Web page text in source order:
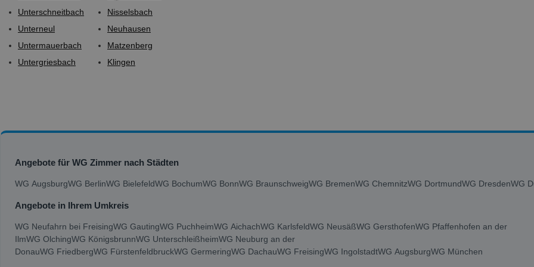
Unterschneitbach
Unterneul
Untermauerbach
Untergriesbach
Nisselsbach
Neuhausen
Matzenberg
Klingen
Angebote für WG Zimmer nach Städten
WG AugsburgWG BerlinWG BielefeldWG BochumWG BonnWG BraunschweigWG BremenWG ChemnitzWG DortmundWG DresdenWG
Angebote in Ihrem Umkreis
WG Neufahrn bei FreisingWG GautingWG PuchheimWG AichachWG KarlsfeldWG NeusäßWG GersthofenWG Pfaffenhofen an der
IlmWG OlchingWG KönigsbrunnWG UnterschleißheimWG Neuburg an der
DonauWG FriedbergWG FürstenfeldbruckWG GermeringWG DachauWG FreisingWG IngolstadtWG AugsburgWG München